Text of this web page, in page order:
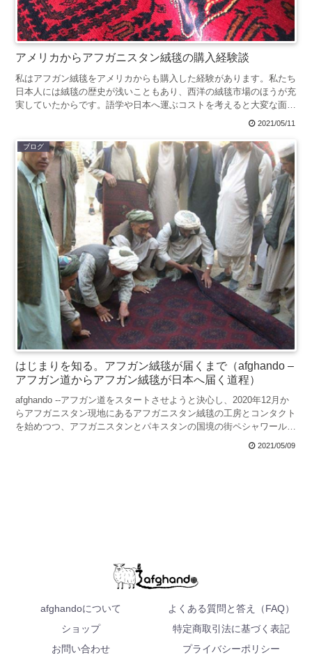
アメリカからアフガニスタン絨毯の購入経験談
私はアフガン絨毯をアメリカからも購入した経験があります。私たち
日本人には絨毯の歴史が浅いこともあり、西洋の絨毯市場のほうが充
実していたからです。語学や日本へ運ぶコストを考えると大変な面も
あるのですが、デザインの数が豊富だだったため、思い切っ...
2021/05/11
ブログ
はじまりを知る。アフガン絨毯が届くまで（afghando –
アフガン道からアフガン絨毯が日本へ届く道程）
afghando --アフガン道をスタートさせようと決心し、2020年12月か
らアフガニスタン現地にあるアフガニスタン絨毯の工房とコンタクト
を始めつつ、アフガニスタンとパキスタンの国境の街ペシャワールに
2021/05/09
afghandoについて
よくある質問と答え（FAQ）
ショップ
特定商取引法に基づく表記
お問い合わせ
プライバシーポリシー